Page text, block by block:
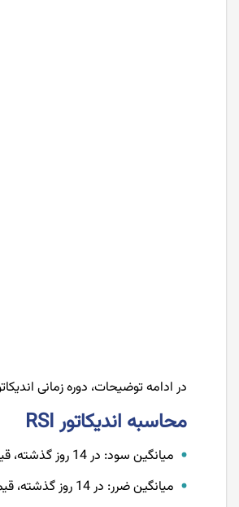
در ادامه توضیحات، دوره زمانی اندیکاتور را 14 و تایم فریم نمودار را روزانه در نظر میگیریم؛ پس، تایم فریم اندیکاتور 14
محاسبه اندیکاتور RSI
میانگین سود: در 14 روز گذشته، قیمت روزهای مثبت را جمع کرده و نتیجه را بر عدد 14 تقسیم می‌کنیم.
میانگین ضرر: در 14 روز گذشته، قیمت روزهای منفی را با هم جمع کرده و نتیجه را بر 14 تقسیم می‌کنیم.